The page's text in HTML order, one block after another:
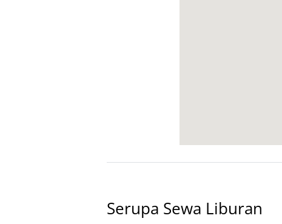
Serupa Sewa Liburan